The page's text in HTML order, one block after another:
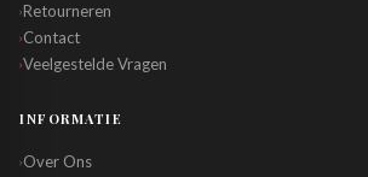
›Retourneren
›Contact
›Veelgestelde Vragen
INFORMATIE
›Over Ons